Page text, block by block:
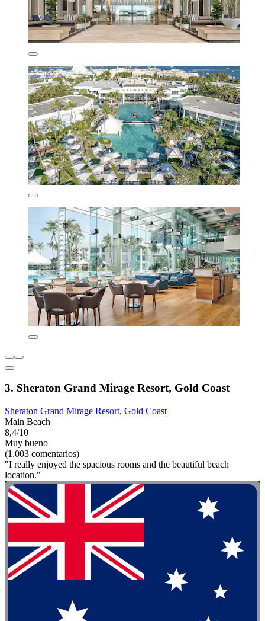
3. Sheraton Grand Mirage Resort, Gold Coast
Sheraton Grand Mirage Resort, Gold Coast
Main Beach
8,4/10
Muy bueno
(1.003 comentarios)
"I really enjoyed the spacious rooms and the beautiful beach
location."